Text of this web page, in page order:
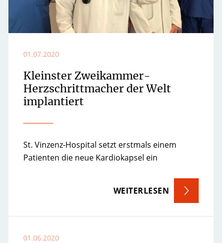
01.07.2020
Kleinster Zweikammer-
Herzschrittmacher der Welt
implantiert
St. Vinzenz-Hospital setzt erstmals einem
Patienten die neue Kardiokapsel ein
WEITERLESEN
01.06.2020